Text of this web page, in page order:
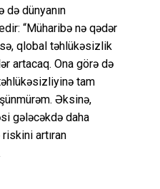
də dünyanın
“Müharibə nə qədər
qlobal təhlükəsizlik
artacaq. Ona görə də
tam
Əksinə,
gələcəkdə daha
artıran